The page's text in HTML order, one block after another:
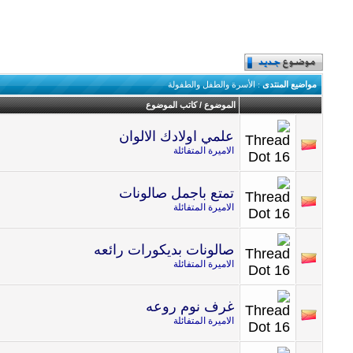
مواضيع المنتدى: الأسرة والطفل والطفولة
الموضوع/كاتب الموضوع
علمي اولادك الالوان
الاميرة المتفائلة
تمتع باجمل صالونات
الاميرة المتفائلة
صالونات بديكورات رائعه
الاميرة المتفائلة
غرف نوم روعه
الاميرة المتفائلة